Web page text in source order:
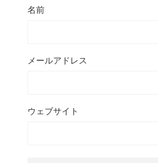
名前
メールアドレス
ウェブサイト